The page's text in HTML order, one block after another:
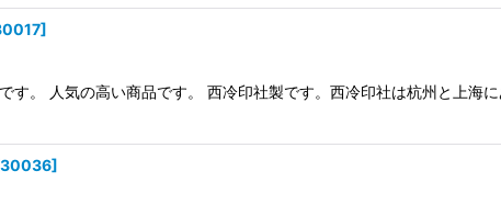
]
す。 人気の高い商品です。 西冷印社製です。西冷印社は杭州と上海
30036]